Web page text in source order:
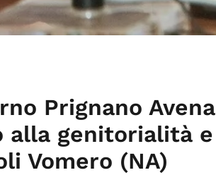
Prignano Avena
alla genitorialità e
Vomero (NA)